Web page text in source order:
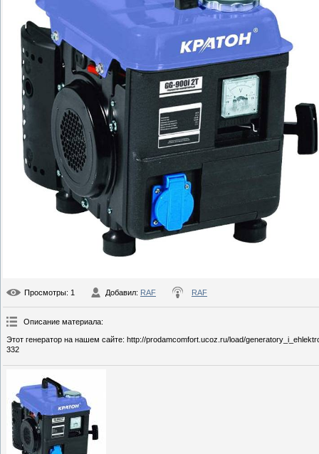
Просмотры: 1 Добавил: RAF RAF
Описание материала:
Этот генератор на нашем сайте: http://prodamcomfort.ucoz.ru/load/
332